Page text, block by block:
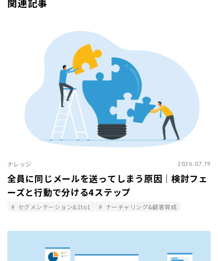
ナレッジ 2026.07.19
全員に同じメールを送ってしまう原因｜検討フェ
ーズと行動で分ける4ステップ
セグメンテーション&1to1 ナーチャリング&顧客育成